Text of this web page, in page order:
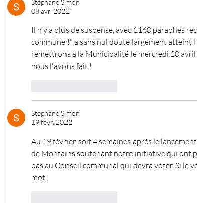
Stéphane Simon
08 avr. 2022
Il n'y a plus de suspense, avec 1160 paraphes
commune !" a sans nul doute largement atteint
remettrons à la Municipalité le mercredi 20
nous l'avons fait !
Stéphane Simon
19 févr. 2022
Au 19 février, soit 4 semaines après le
de Montains soutenant notre initiative qui ont
pas au Conseil communal qui devra voter. Si le
mot.